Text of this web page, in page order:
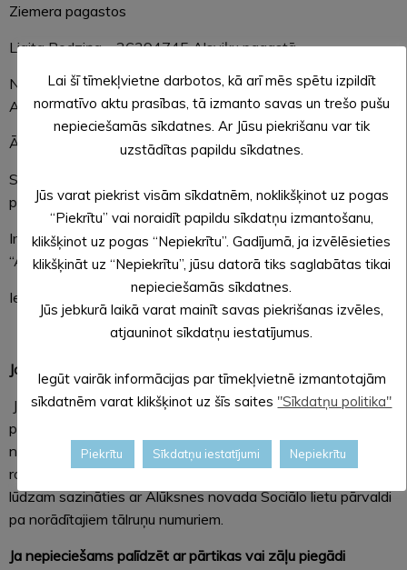
Ziemera pagastos
Ligita Podziņa – 26394745 Alsviķu pagastā
Nellija Rezgoriņa – 29269701 Ilzenes, Zeltiņu pagastos un
Alsviķu pagasta Strautiņos
Ārija Simanoviča – 28333347 Jaunalūksnes pagasta, Bejā
Sabīne Līce – 29419893 Annas, Kalncempju un Malienas
pagastos
Irina Baikova – 29427814 Jaunannas pagastā un SAC
“Alūksne”
Ieva Vimba – 29480075 Mālupes pagastā un SAC “Pīlādži”
Ja nepieciešama vieta pašizolācijai
Ja kādam Alūksnes novada iedzīvotājam ir nepieciešama
palīdzība, lai pašizolētos, un citādi to nav iespējams
nodrošināt, neapdraudot mājiniekus vai sabiedrību, iespēju
robežās pašvaldība var sniegt atbalstu. Šādā gadījumā
lūdzam sazināties ar Alūksnes novada Sociālo lietu pārvaldi
pa norādītajiem tālruņu numuriem.
Ja nepieciešams palīdzēt ar pārtikas vai zāļu piegādi
Lai šī tīmekļvietne darbotos, kā arī mēs spētu izpildīt
normatīvo aktu prasības, tā izmanto savas un trešo pušu
nepieciešamās sīkdatnes. Ar Jūsu piekrišanu var tik
uzstādītas papildu sīkdatnes.
Jūs varat piekrist visām sīkdatnēm, noklikšķinot uz pogas
“Piekrītu” vai noraidīt papildu sīkdatņu izmantošanu,
klikšķinot uz pogas “Nepiekrītu”. Gadījumā, ja izvēlēsieties
klikšķināt uz “Nepiekrītu”, jūsu datorā tiks saglabātas tikai
nepieciešamās sīkdatnes.
Jūs jebkurā laikā varat mainīt savas piekrišanas izvēles,
atjauninot sīkdatņu iestatījumus.
Iegūt vairāk informācijas par tīmekļvietnē izmantotajām
sīkdatnēm varat klikšķinot uz šīs saites "Sīkdatņu politika"
Piekrītu Sīkdatņu iestatījumi Nepiekrītu